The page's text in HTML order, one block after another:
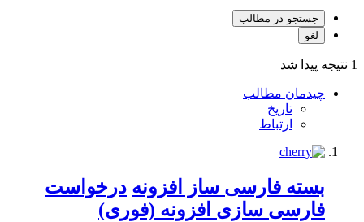
جستجو در مطالب
لغو
1 نتیجه پیدا شد
چیدمان مطالب
تاریخ
ارتباط
بسته فارسی ساز افزونه درخواست
فارسی سازی افزونه (فوری)